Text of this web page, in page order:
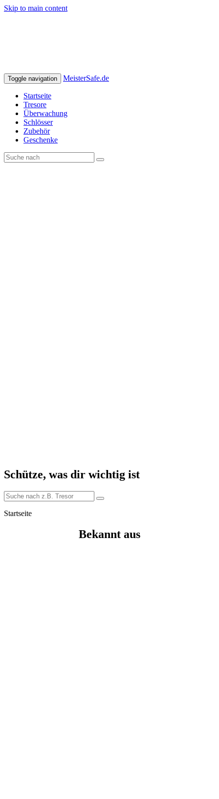
Skip to main content
Toggle navigation MeisterSafe.de
Startseite
Tresore
Überwachung
Schlösser
Zubehör
Geschenke
Schütze, was dir wichtig ist
Startseite
Bekannt aus